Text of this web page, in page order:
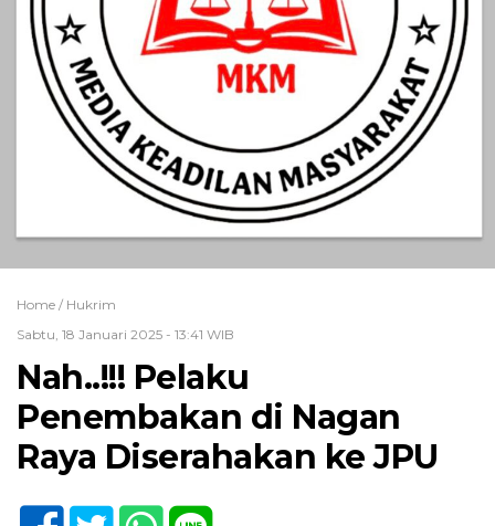
Home / Hukrim
Sabtu, 18 Januari 2025 - 13:41 WIB
Nah..!!! Pelaku
Penembakan di Nagan
Raya Diserahakan ke JPU